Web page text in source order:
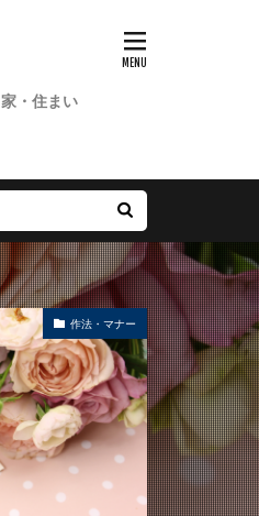
家・住まい
作法・マナー